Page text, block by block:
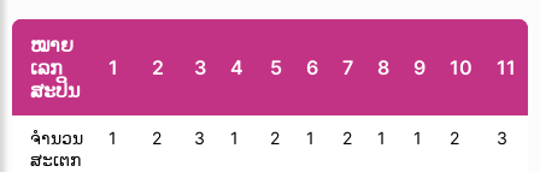
ໝາຍ
ເລກ
ສະປິນ
1 2 3 4 5 6 7 8 9 10 11
ຈຳນວນ
ສະເຕກ
1 2 3 1 2 1 2 1 1 2 3